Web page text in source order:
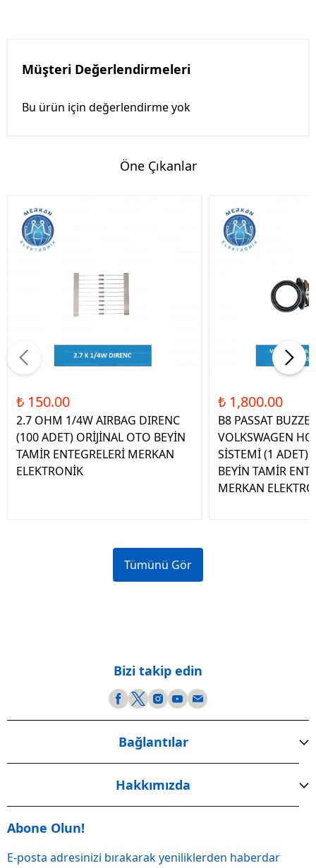
Müşteri Değerlendirmeleri
Bu ürün için değerlendirme yok
Öne Çıkanlar
₺ 150.00
2.7 OHM 1/4W AIRBAG DIRENC
(100 ADET) ORİJİNAL OTO BEYİN
TAMİR ENTEGRELERİ MERKAN
ELEKTRONİK
₺ 1,800.00
B8 PASSAT
VOLKSWAGEN
SİSTEMİ (1 ADET)
BEYİN TAMİR
MERKAN
Tümünü Gör
Bizi takip edin
Bağlantılar
Hakkımızda
Abone Olun!
E-posta adresinizi bırakarak yeniliklerden haberdar